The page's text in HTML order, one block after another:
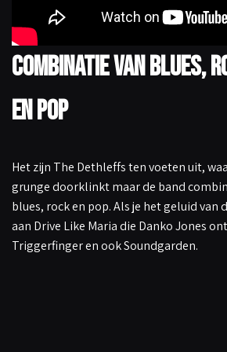
Combinatie van blues,
en pop
Het zijn The Dethleffs ten voeten uit,
grunge doorklinkt maar de band
blues, rock en pop. Als je het geluid van
aan Drive Like Maria die Danko Jones
Triggerfinger en ook Soundgarden.